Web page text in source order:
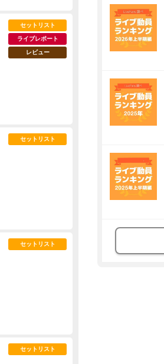
セットリスト
ライブレポート
レビュー
セットリスト
セットリスト
セットリスト